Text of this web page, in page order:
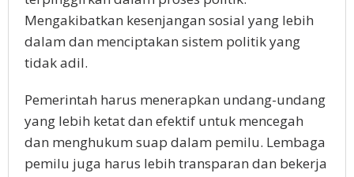
Mengakibatkan kesenjangan sosial yang lebih
dalam dan menciptakan sistem politik yang
tidak adil.
Pemerintah harus menerapkan undang-undang
yang lebih ketat dan efektif untuk mencegah
dan menghukum suap dalam pemilu. Lembaga
pemilu juga harus lebih transparan dan bekerja